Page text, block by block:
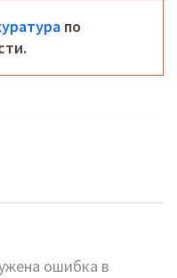
по
ошибка в